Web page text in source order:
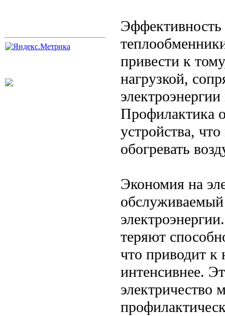
привести к
нагрузкой,
Профилактика
устройства,
обогревать
Экономия на
теряют
что приводит к
интенсивнее.
электричество